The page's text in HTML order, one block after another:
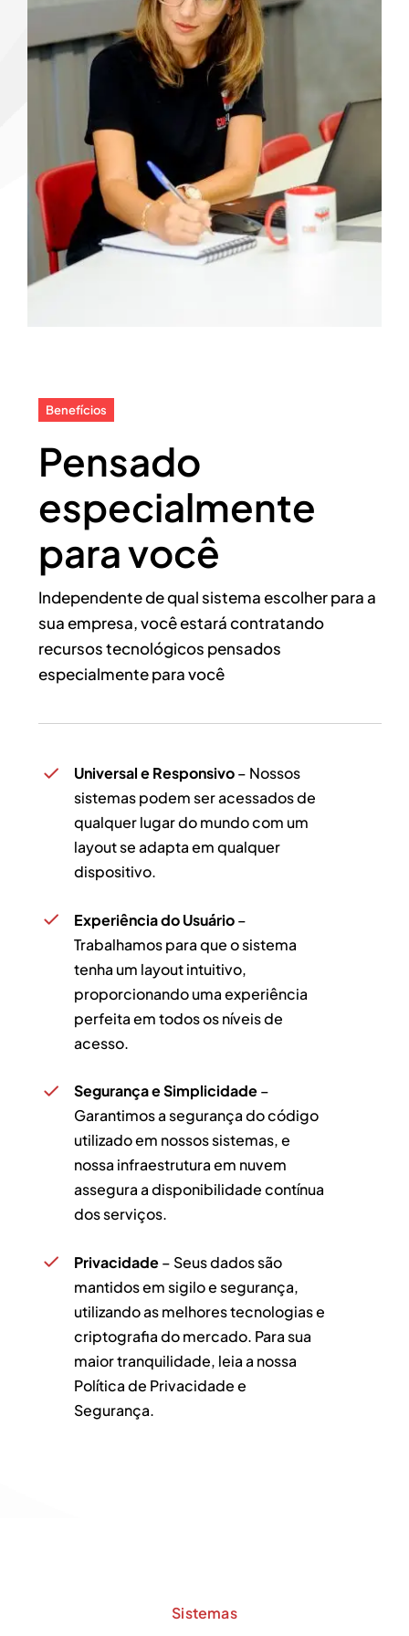
Benefícios
Pensado
especialmente
para você
Independente de qual sistema escolher para a
sua empresa, você estará contratando
recursos tecnológicos pensados
especialmente para você
Universal e Responsivo– Nossos
sistemas podem ser acessados de
qualquer lugar do mundo com um
layout se adapta em qualquer
dispositivo.
Experiência do Usuário–
Trabalhamos para que o sistema
tenha um layout intuitivo,
proporcionando uma experiência
perfeita em todos os níveis de
acesso.
Segurança e Simplicidade–
Garantimos a segurança do código
utilizado em nossos sistemas, e
nossa infraestrutura em nuvem
assegura a disponibilidade contínua
dos serviços.
Privacidade– Seus dados são
mantidos em sigilo e segurança,
utilizando as melhores tecnologias e
criptografia do mercado. Para sua
maior tranquilidade, leia a nossa
Política de Privacidade e
Segurança.
Sistemas